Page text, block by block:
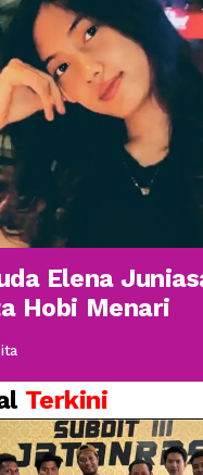
Elena
Hobi Menari
Terkini